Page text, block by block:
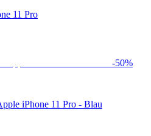
11 Pro
-50%
iPhone 11 Pro - Blau